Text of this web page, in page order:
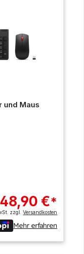
und Maus
48,90 €*
zzgl.Versandkosten
Mehr erfahren